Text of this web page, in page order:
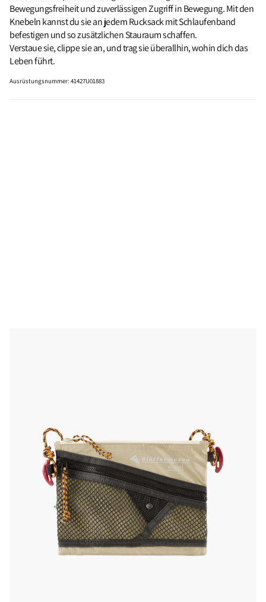
Bewegungsfreiheit und zuverlässigen Zugriff in Bewegung. Mit den
Knebeln kannst du sie an jedem Rucksack mit Schlaufenband
befestigen und so zusätzlichen Stauraum schaffen.
Verstaue sie, clippe sie an, und trag sie überallhin, wohin dich das
Leben führt.
Ausrüstungsnummer:41427U01883